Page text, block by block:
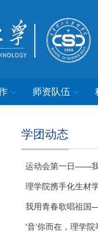
师资队伍
学团动态
运动会第一日——
理学院携手化生材
我用青春歌唱祖国
'音‘你而在，理学